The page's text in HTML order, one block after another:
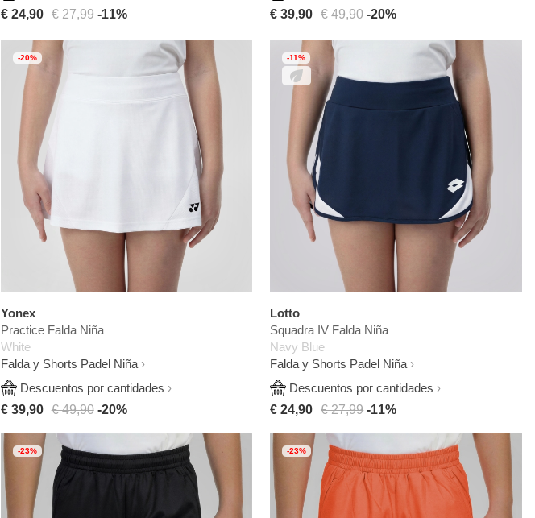
€ 24,90 € 27,99-11%
€ 39,90
€ 49,90-20%
-20%
Yonex
Practice Falda Niña
White
Falda y Shorts Padel Niña
Descuentos por cantidades
€ 39,90 € 49,90-20%
-11%
Lotto
Squadra IV Falda Niña
Navy Blue
Falda y Shorts Padel Niña
Descuentos por cantidades
€ 24,90
€ 27,99-11%
-23% -23%